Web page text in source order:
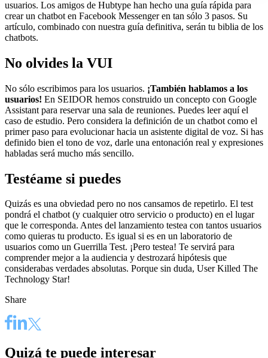
usuarios. Los amigos de Hubtype han hecho una guía rápida para
crear un chatbot en Facebook Messenger en tan sólo 3 pasos. Su
artículo, combinado con nuestra guía definitiva, serán tu biblia de los
chatbots.
No olvides la VUI
No sólo escribimos para los usuarios. ¡También hablamos a los
usuarios! En SEIDOR hemos construido un concepto con Google
Assistant para reservar una sala de reuniones. Puedes leer aquí el
caso de estudio. Pero considera la definición de un chatbot como el
primer paso para evolucionar hacia un asistente digital de voz. Si has
definido bien el tono de voz, darle una entonación real y expresiones
habladas será mucho más sencillo.
Testéame si puedes
Quizás es una obviedad pero no nos cansamos de repetirlo. El test
pondrá el chatbot (y cualquier otro servicio o producto) en el lugar
que le corresponda. Antes del lanzamiento testea con tantos usuarios
como quieras tu producto. Es igual si es en un laboratorio de
usuarios como un Guerrilla Test. ¡Pero testea! Te servirá para
comprender mejor a la audiencia y destrozará hipótesis que
considerabas verdades absolutas. Porque sin duda, User Killed The
Technology Star!
Share
Quizá te puede interesar